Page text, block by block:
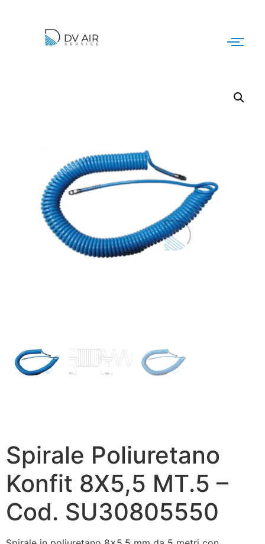
Spirale Poliuretano
Konfit 8X5,5 MT.5 –
Cod. SU30805550